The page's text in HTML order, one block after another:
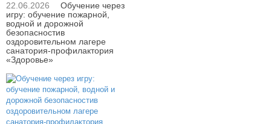
22.06.2026
Обучение через
игру: обучение пожарной,
водной и дорожной
безопасностив
оздоровительном лагере
санатория-профилактория
«Здоровье»